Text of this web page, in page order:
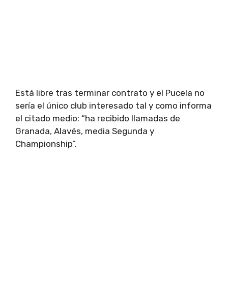
Está libre tras terminar contrato y el Pucela no
sería el único club interesado tal y como informa
el citado medio: “ha recibido llamadas de
Granada, Alavés, media Segunda y
Championship”.